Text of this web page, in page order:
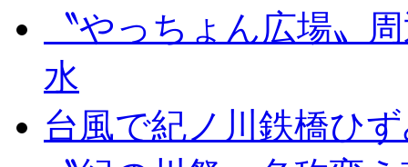
〝やっちょん広場〟
水
台風で紀ノ川鉄橋ひ